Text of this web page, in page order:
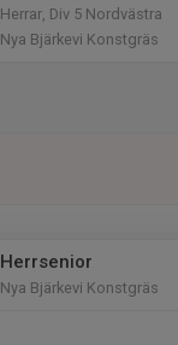
Herrar, Div 5 Nordvästra
Nya Bjärkevi Konstgräs
Herrsenior
Nya Bjärkevi Konstgräs